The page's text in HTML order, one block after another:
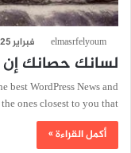
elmasrfelyoum فبراير 25, 2023
لسانك حصانك
best WordPress News and
ones closest to you that…
أكمل القراءة »